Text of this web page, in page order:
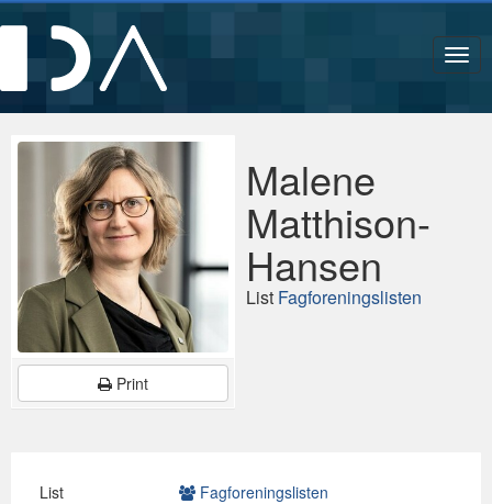
Print
Malene
Matthison-
Hansen
List Fagforeningslisten
List
Fagforeningslisten